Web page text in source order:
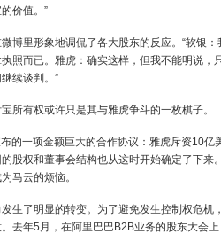
价值。”
博里形象地调侃了各大股东的反应。“软银
照而已。雅虎：确实这样，但我不能明说，
续谈判。”
所有权或许只是其与雅虎争斗的一枚棋子。
的一项金额巨大的合作协议：雅虎斥资10亿
股权和董事会结构也从这时开始确定了下来
马云的烦恼。
生了明显的转变。为了避免发生控制权危
去年5月，在阿里巴巴B2B业务的股东大会